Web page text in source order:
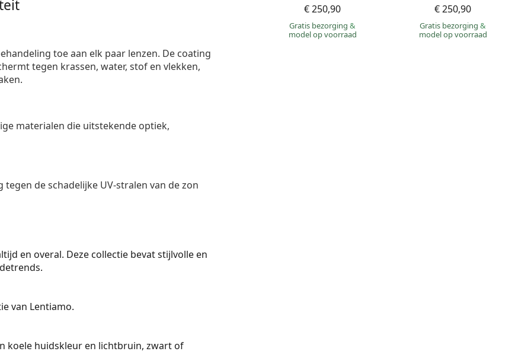
€ 250,90
Gratis bezorging&
model op voorraad
€ 250,90
Gratis bezorging&
model op voorraad
toe aan elk paar lenzen. De coating
tegen krassen, water, stof en vlekken,
materialen die uitstekende optiek,
de schadelijke UV-stralen van de zon
en overal. Deze collectie bevat stijlvolle en
van Lentiamo.
koele huidskleur en lichtbruin, zwart of